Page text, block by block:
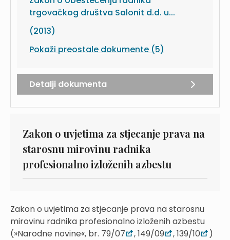
trgovačkog društva Salonit d.d. u...
(2013)
Pokaži preostale dokumente (5)
Detalji dokumenta
Zakon o uvjetima za stjecanje prava na
starosnu mirovinu radnika
profesionalno izloženih azbestu
Zakon o uvjetima za stjecanje prava na starosnu
mirovinu radnika profesionalno izloženih azbestu
(»Narodne novine«, br. 79/07
, 149/09 , 139/10 )